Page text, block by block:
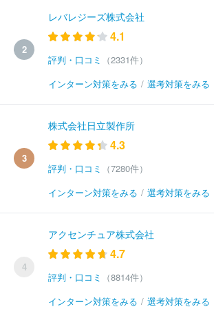
2
レバレジーズ株式会社
4.1
評判・口コミ
（2331件）
インターン対策をみる / 選考対策をみる
3
株式会社日立製作所
4.3
評判・口コミ
（7280件）
インターン対策をみる / 選考対策をみる
4
アクセンチュア株式会社
4.7
評判・口コミ
（8814件）
インターン対策をみる / 選考対策をみる